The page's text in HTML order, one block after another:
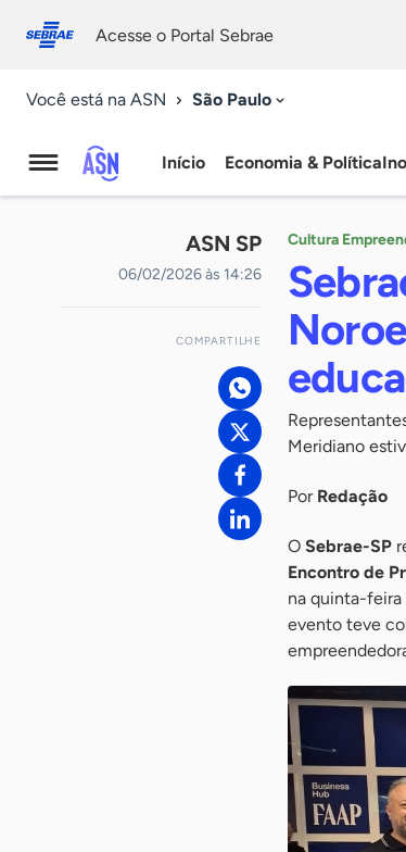
conosco
Acesse o Portal Sebrae
Você está na ASN São Paulo
Agência
Sebrae
de
Notícias
Início Economia & Política
ASN SP
06/02/2026 às 14:26
COMPARTILHE
Cultura
Meridiano
Por Redação
O Sebrae-SP
Encontro de
na quinta-feira
evento teve